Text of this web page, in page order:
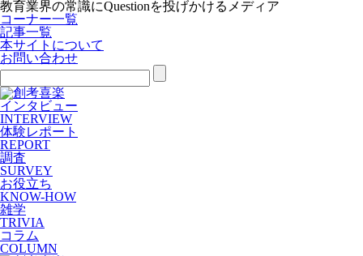
教育業界の常識にQuestionを投げかけるメディア
コーナー一覧
記事一覧
本サイトについて
お問い合わせ
インタビュー
INTERVIEW
体験レポート
REPORT
調査
SURVEY
お役立ち
KNOW-HOW
雑学
TRIVIA
コラム
COLUMN